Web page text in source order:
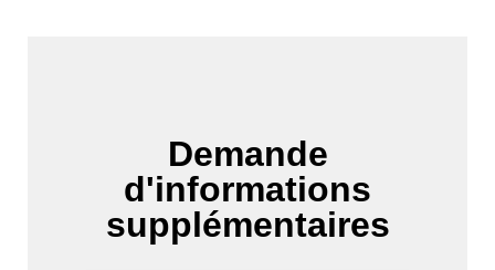
Demande
d'informations
supplémentaires